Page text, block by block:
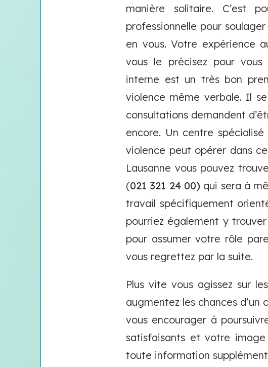
manière solitaire. C’est
professionnelle pour
en vous. Votre expérience
vous le précisez pour
interne est un très bon
violence même verbale. Il
consultations demandent
encore. Un centre
violence peut opérer dans
Lausanne vous pouvez
(021 321 24 00) qui sera à
travail spécifiquement
pourriez également y
pour assumer votre rôle
vous regrettez par la suite.
Plus vite vous agissez sur
augmentez les chances
vous encourager à
satisfaisants et votre
toute information